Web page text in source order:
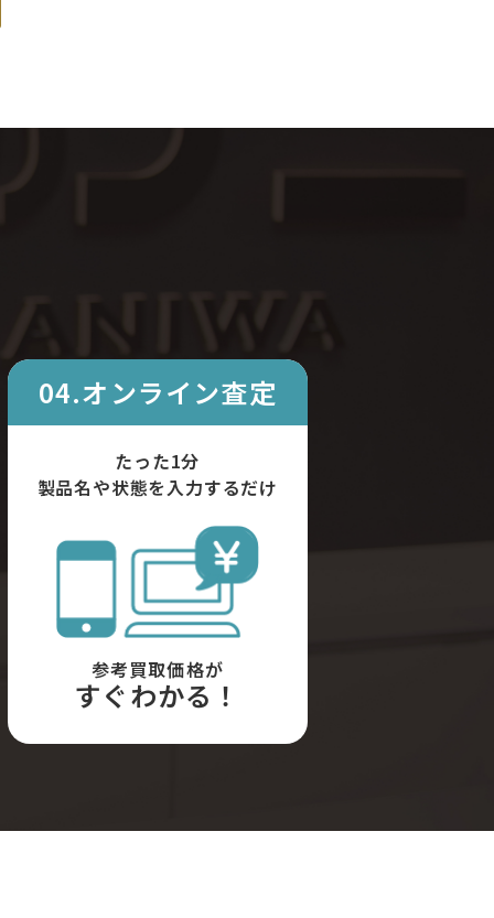
04.オンライン査定
たった1分
製品名や状態を入力するだけ
参考買取価格が
すぐわかる！